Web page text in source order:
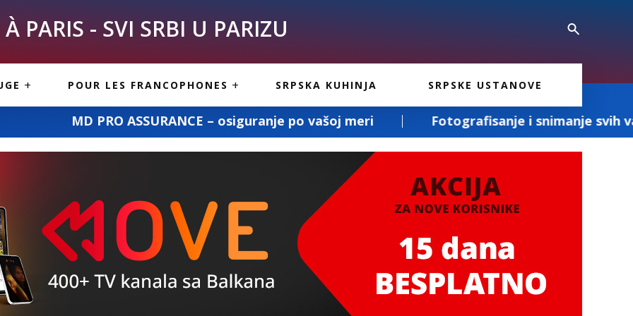
PARIS - SVI SRBI U PARIZU
POUR LES FRANCOPHONES
PARIS
CUISINE SERBE
SRPSKA KUHINJA SRPSKE USTANOVE
PRO ASSURANCE – osiguranje po vašoj meri Fotografisanje i snimanje svih vaših slavlja i